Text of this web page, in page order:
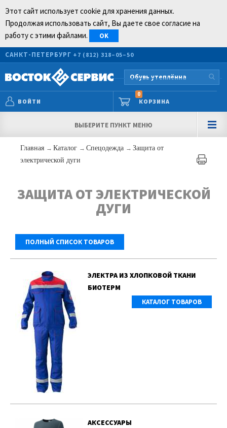
Этот сайт использует cookie для хранения данных.
Продолжая использовать сайт, Вы даете свое согласие на
работу с этими файлами.
OK
САНКТ-ПЕТЕРБУРГ +7 (812) 318–05–50
ВОЙТИ КОРЗИНА
0
ВЫБЕРИТЕ ПУНКТ МЕНЮ
Главная → Каталог → Спецодежда → Защита от
электрической дуги
ЗАЩИТА ОТ ЭЛЕКТРИЧЕСКОЙ
ДУГИ
ПОЛНЫЙ СПИСОК ТОВАРОВ
ЭЛЕКТРА ИЗ ХЛОПКОВОЙ ТКАНИ
БИОТЕРМ
КАТАЛОГ ТОВАРОВ
АКСЕССУАРЫ